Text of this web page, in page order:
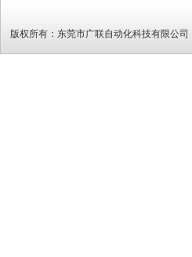
版权所有： 东莞市广联自动化科技有限公司